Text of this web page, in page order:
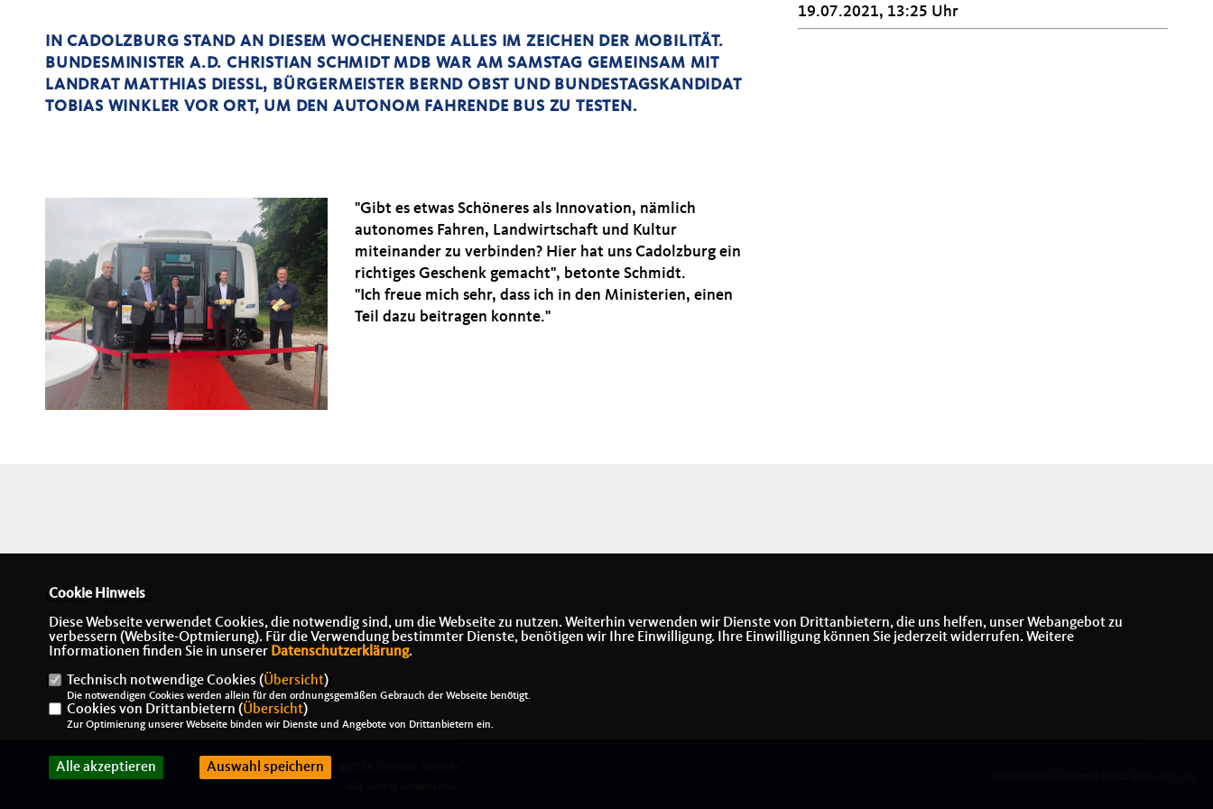
IN CADOLZBURG STAND AN DIESEM WOCHENENDE ALLES IM ZEICHEN DER MOBILITÄT.
BUNDESMINISTER A.D. CHRISTIAN SCHMIDT MDB WAR AM SAMSTAG GEMEINSAM MIT
LANDRAT MATTHIAS DIESSL, BÜRGERMEISTER BERND OBST UND BUNDESTAGSKANDIDAT T
OBIAS WINKLER VOR ORT, UM DEN AUTONOM FAHRENDE BUS ZU TESTEN.
"Gibt es etwas Schöneres als Innovation, nämlich
autonomes Fahren, Landwirtschaft und Kultur
miteinander zu verbinden? Hier hat uns Cadolzburg ein
richtiges Geschenk gemacht", betonte Schmidt.
"Ich freue mich sehr, dass ich in den Ministerien, einen
Teil dazu beitragen konnte."
19.07.2021, 13:25 Uhr
Bundesminister a.D.
IMPRESSUM DATENSCHUTZ KONTAKT
Cookie Hinweis
Diese Webseite verwendet Cookies, die notwendig sind, um die Webseite zu nutzen. Weiterhin verwenden wir Dienste von Drittanbietern, die uns helfen, unser Webangebot zu
verbessern (Website-Optmierung). Für die Verwendung bestimmter Dienste, benötigen wir Ihre Einwilligung. Ihre Einwilligung können Sie jederzeit widerrufen. Weitere
Informationen finden Sie in unserer Datenschutzerklärung.
Technisch notwendige Cookies (Übersicht)
Die notwendigen Cookies werden allein für den ordnungsgemäßen Gebrauch der Webseite benötigt.
Cookies von Drittanbietern (Übersicht)
Zur Optimierung unserer Webseite binden wir Dienste und Angebote von Drittanbietern ein.
Alle akzeptieren Auswahl speichern